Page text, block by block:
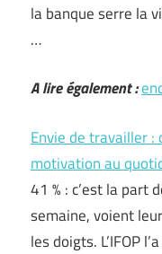
la banque serre la
…
A lire également :
Envie de travailler
motivation au
41 % : c’est la part
semaine, voient
les doigts. L’IFOP